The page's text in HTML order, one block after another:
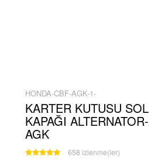
MAXI-1-
HONDA-CBF-AGK-1-
KARTER KUTUSU SOL
KAPAĞI ALTERNATOR-
AGK
658 izlenme(ler)